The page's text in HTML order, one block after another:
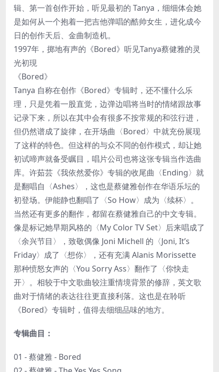
辑、第一首创作开始，听见最初的 Tanya，细细体会她
是如何从一个抱着一把吉他弹唱的酷帅女生，进化成今
日的创作天后、金曲制造机。
1997年，掷地有声的《Bored》听见Tanya蔡健雅的灵
光初現
《Bored》
Tanya 自称在创作《Bored》专辑时，还不懂什么乐
理，只是凭着一股直觉，边弹边唱将当时的情绪跟故事
记录下来，所以在其中会有很多不按常规的和弦行进，
但仍然谱成了旋律，在开场曲〈Bored〉中就充份展现
了这样的特色。但这样的与众不同的创作模式，却让她
初试啼声就备受瞩目，唱片公司也将这张专辑当作选曲
库。许茹芸《我依然爱你》专辑的收尾曲〈Ending〉就
是翻唱自〈Ashes〉，这也是蔡健雅创作在华语乐坛的
初登场。伊能静也翻唱了〈So How〉成为〈续杯〉。
当然还有更多的翻作，都留在蔡健雅自己的中文专辑。
像是标记她早期风格的〈My Color TV Set〉后来唱成了
〈余兴节目〉，致敬偶像 Joni Michell 的〈Joni, It’s
Friday〉成了〈想你〉，还有充满 Alanis Morissette
那种愤怒女声的〈You Sorry Ass〉翻作了〈你快走
开〉。相较于中文歌曲较注重情境背景的修辞，英文歌
曲对于情绪的表达往往更直接利落。这也是在聆听
《Bored》专辑时，值得去细细品味的地方。
专辑曲目：
01 - 蔡健雅 - Bored